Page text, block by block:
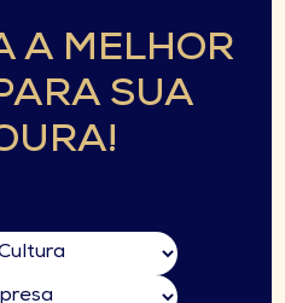
A MELHOR
SUA